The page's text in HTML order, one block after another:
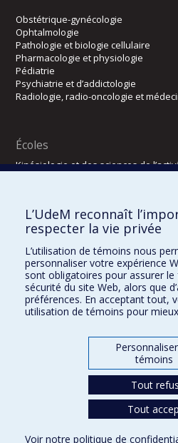
Obstétrique-gynécologie
Ophtalmologie
Pathologie et biologie cellulaire
Pharmacologie et physiologie
Pédiatrie
Psychiatrie et d’addictologie
Radiologie, radio-oncologie et
Écoles
Kinésiologie et des sciences de
Directions
DPC
CPASS
Éthique clinique
Conditions
29e concours du programme de
L’UdeM reconnaît
respecter la vie privée
L’utilisation de témoins nous
personnaliser votre expérience
sont obligatoires pour assurer
sécurité du site Web, alors que
préférences. En acceptant tout,
utilisation de témoins pour
témoins
Tout
Tout
Voir notre politique de